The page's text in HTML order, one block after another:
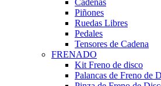
Cadenas
Piñones
Ruedas Libres
Pedales
Tensores de Cadena
FRENADO
Kit Freno de disco
Palancas de Freno de